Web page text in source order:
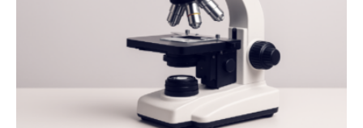
Forscherinnen und Forscher unter 40 Jahren. Geehrt
werden soll eine herausragende Doktorarbeit oder eine
hochrangige wissenschaftliche Publikation zum Thema